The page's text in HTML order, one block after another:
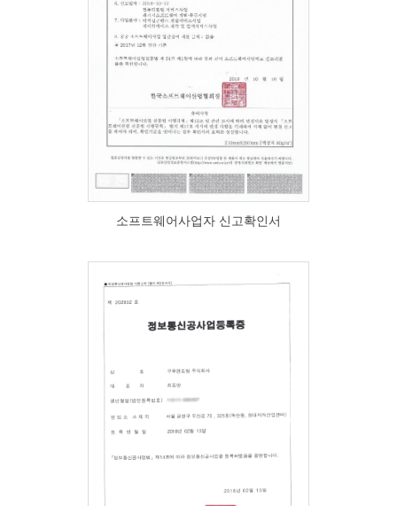
소프트웨어사업자 신고확인서